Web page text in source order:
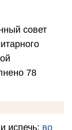
совет
78
испечь: во